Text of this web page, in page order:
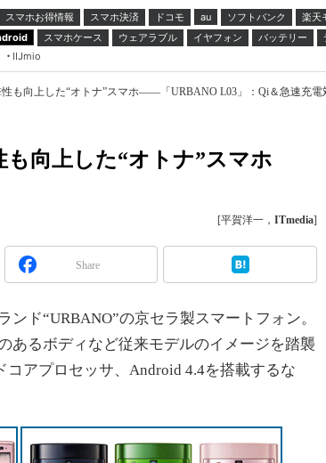
スマホお得情報 スマホ決済 ドコモ au ソフトバンク
楽天
スマホケース ウェアラブル イヤフォン バッテリー
IIJmio
も向上した“オトナ”スマホ――「URBANO L03」：Qi＆急速充電
向上した“オトナ”スマホ
[平賀洋一， ITmedia]
Share
ンド“URBANO”の京セラ製スマートフォン。
あるボディなど従来モデルのイメージを踏襲
コアプロセッサ、Android 4.4を搭載するな